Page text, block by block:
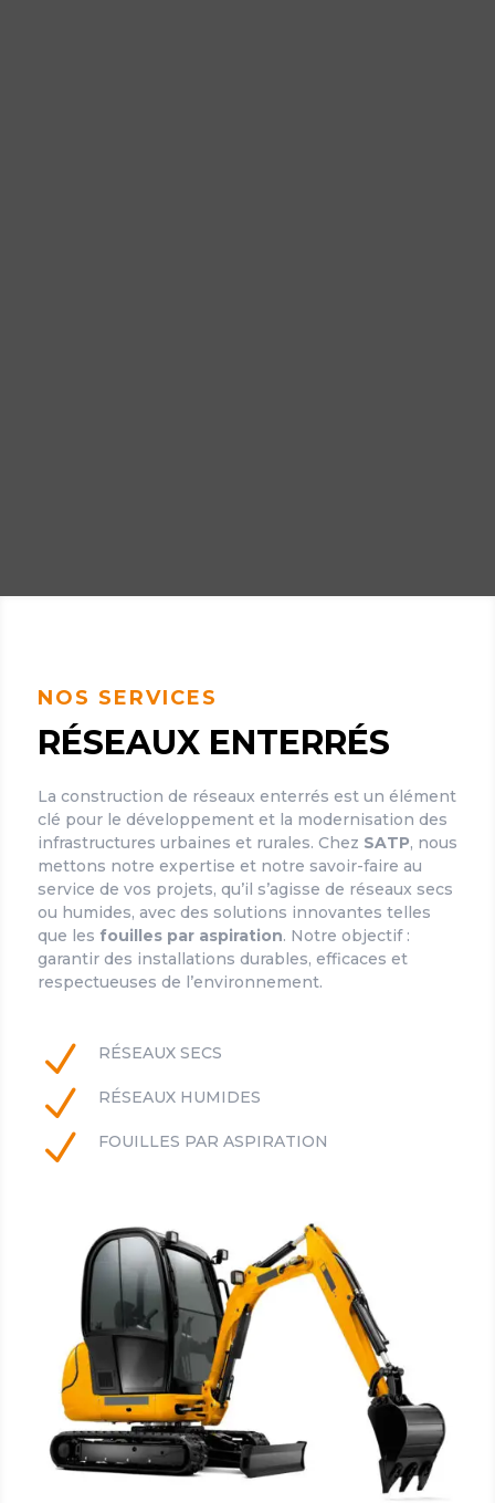
NOS SERVICES
RÉSEAUX ENTERRÉS
La construction de réseaux enterrés est un élément
clé pour le développement et la modernisation des
infrastructures urbaines et rurales. Chez SATP, nous
mettons notre expertise et notre savoir-faire au
service de vos projets, qu’il s’agisse de réseaux secs
ou humides, avec des solutions innovantes telles
que les fouilles par aspiration. Notre objectif :
garantir des installations durables, efficaces et
respectueuses de l’environnement.
N RÉSEAUX SECS
N RÉSEAUX HUMIDES
N FOUILLES PAR ASPIRATION